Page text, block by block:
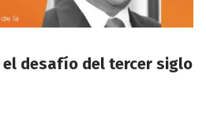
el desafío del tercer siglo